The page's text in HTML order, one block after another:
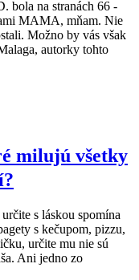
bola na stranách 66 -
MAMA, mňam. Nie
Možno by vás však
autorky tohto
milujú všetky
s láskou spomína
s kečupom, pizzu,
určite mu nie sú
Ani jedno zo